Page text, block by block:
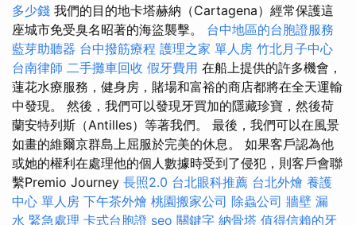
多少錢 我們的目的地卡塔赫納（Cartagena）經常保護這
座城市免受臭名昭著的海盜襲擊。 台中地區的台胞證服務
藍芽助聽器 台中撥筋療程 護理之家 單人房 竹北月子中心
台南律師 二手攤車回收 假牙費用 在船上提供的許多機會，
蓮花水療服務，健身房，賭場和富裕的商店都將在全天運輸
中發現。 然後，我們可以發現牙買加的隱藏珍寶，然後荷
蘭安特列斯（Antilles）等著我們。 最後，我們可以在風景
如畫的維爾京群島上屈服於完美的休息。 如果客戶認為他
或她的權利在處理他的個人數據時受到了侵犯，則客戶會聯
繫Premio Journey 長照2.0 台北眼科推薦 台北外燴 養護
中心 單人房 下午茶外燴 桃園搬家公司 除蟲公司 牆壁 漏
水 緊急處理 卡式台胞證 seo 關鍵字 納骨塔 值得信賴的牙